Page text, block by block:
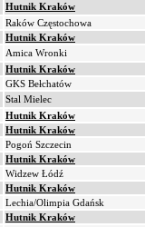
Hutnik Kraków
Raków Częstochowa
Hutnik Kraków
Amica Wronki
Hutnik Kraków
GKS Bełchatów
Stal Mielec
Hutnik Kraków
Hutnik Kraków
Pogoń Szczecin
Hutnik Kraków
Widzew Łódź
Hutnik Kraków
Lechia/Olimpia Gdańsk
Hutnik Kraków